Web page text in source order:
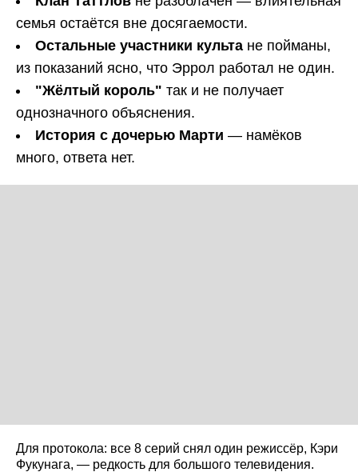
семья остаётся вне досягаемости.
Остальные участники культа не пойманы,
из показаний ясно, что Эррол работал не один.
"Жёлтый король" так и не получает
однозначного объяснения.
История с дочерью Марти — намёков
много, ответа нет.
Для протокола: все 8 серий снял один режиссёр, Кэри
Фукунага, — редкость для большого телевидения.